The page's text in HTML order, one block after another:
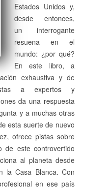
Estados Unidos y,
desde entonces,
un interrogante
resuena en el
mundo: ¿por qué?
En este libro, a
exhaustiva y de
a expertos y
da una respuesta
y a muchas otras
esta suerte de nuevo
ofrece pistas sobre
de este controvertido
al planeta desde
la Casa Blanca. Con
en ese país